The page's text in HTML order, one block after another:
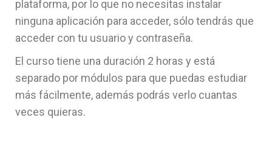
plataforma, por lo que no necesitas instalar
ninguna aplicación para acceder, sólo tendrás que
acceder con tu usuario y contraseña.
El curso tiene una duración 2 horas y está
separado por módulos para que puedas estudiar
más fácilmente, además podrás verlo cuantas
veces quieras.